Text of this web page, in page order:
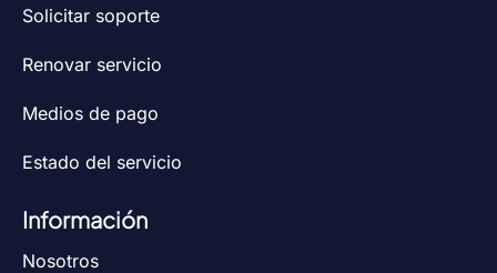
Solicitar soporte
Renovar servicio
Medios de pago
Estado del servicio
Información
Nosotros